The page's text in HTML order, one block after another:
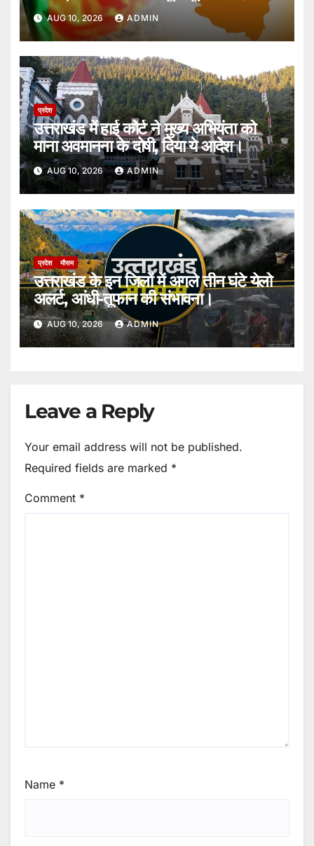
AUG 10, 2026 ADMIN
प्रदेश
उत्तराखंड में हाई कोर्ट ने मुख्य अभियंता को
माना अवमानना के दोषी, दिया ये आदेश।
AUG 10, 2026 ADMIN
प्रदेश मौसम
उत्तराखंड के इन जिलों में अगले तीन घंटे येलो
अलर्ट, आंधी-तूफान की संभावना।
AUG 10, 2026 ADMIN
Leave a Reply
Your email address will not be published.
Required fields are marked *
Comment *
Name *